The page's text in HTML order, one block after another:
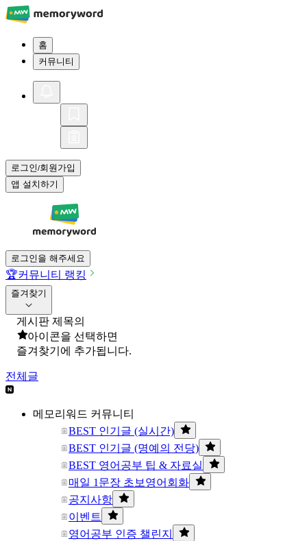
홈
커뮤니티
로그인/회원가입
앱 설치하기
로그인을 해주세요
🏆커뮤니티 랭킹
즐겨찾기
게시판 제목의
아이콘을 선택하면
즐겨찾기에 추가됩니다.
전체글
메모리워드 커뮤니티
BEST 인기글 (실시간)
BEST 인기글 (명예의 전당)
BEST 영어공부 팁 & 자료실
매일 1문장 초보영어회화
공지사항
이벤트
영어공부 인증 챌린지